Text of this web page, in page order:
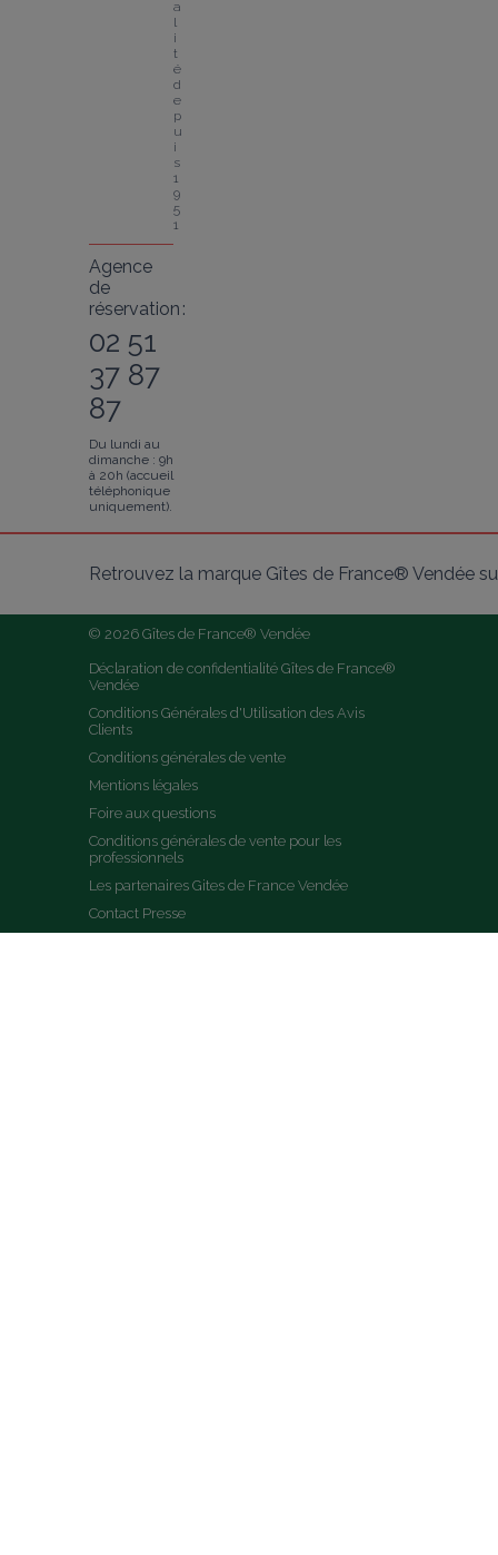
a
l
i
t
é
d
e
p
u
i
s
1
9
5
1
Agence
de
réservation :
02 51
37 87
87
Du lundi au
dimanche : 9h
à 20h (accueil
téléphonique
uniquement).
Retrouvez la marque Gîtes de France® Vendée
© 2026 Gîtes de France® Vendée
Déclaration de confidentialité Gîtes de France®
Vendée
Conditions Générales d'Utilisation des Avis
Clients
Conditions générales de vente
Mentions légales
Foire aux questions
Conditions générales de vente pour les
professionnels
Les partenaires Gites de France Vendée
Contact Presse